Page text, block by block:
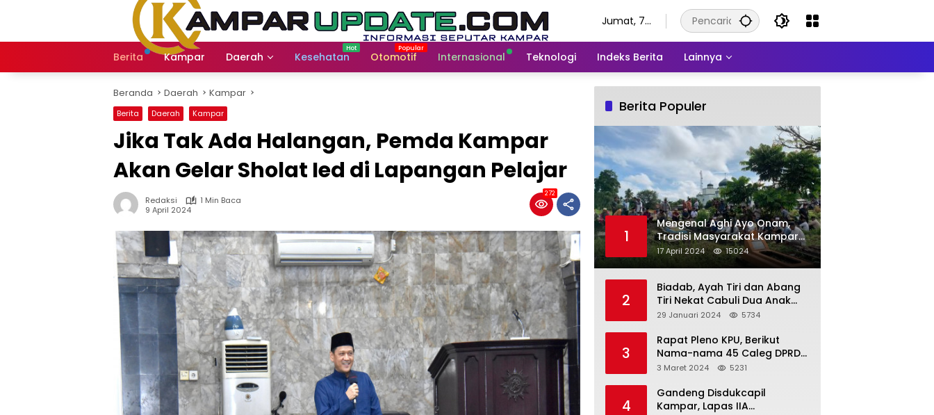
Jumat, 7
2026
Berita Kampar Daerah Kesehatan Otomotif Internasional Teknologi Indeks Berita Lainnya
Beranda Daerah Kampar
Berita Daerah Kampar
Jika Tak Ada Halangan, Pemda Kampar
Akan Gelar Sholat Ied di Lapangan Pelajar
Redaksi
1 Min Baca
9 April 2024
272
Berita Populer
1
Mengenal Aghi Ayo Onam,
Tradisi Masyarakat Kampar
Setelah Hari Raya Idul Fitri
17 April 2024 15024
2
Biadab, Ayah Tiri dan Abang
Tiri Nekat Cabuli Dua Anak
Dibawah Umur
29 Januari 2024 5734
3
Rapat Pleno KPU, Berikut
Nama-nama 45 Caleg DPRD
3 Maret 2024 5231
4
Gandeng Disdukcapil
Kampar, Lapas IIA